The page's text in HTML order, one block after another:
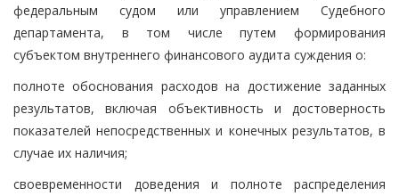
федеральным судом или управлением Судебного
департамента, в том числе путем формирования
субъектом внутреннего финансового аудита суждения о:
полноте обоснования расходов на достижение заданных
результатов, включая объективность и достоверность
показателей непосредственных и конечных результатов, в
случае их наличия;
своевременности доведения и полноте распределения